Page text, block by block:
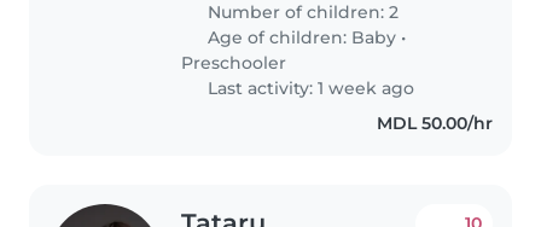
Number of children: 2
Age of children: Baby •
Preschooler
Last activity: 1 week ago
MDL 50.00/hr